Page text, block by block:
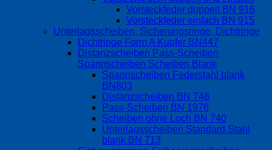
Vorsteckfeder doppelt BN 916
Vorsteckfeder einfach BN 915
Unterlagsscheiben, Sicherungsringe, Dichtringe
Dichtringe Form A Kupfer BN447
Distanzscheiben Pass-Scheiben
Spannscheiben Scheiben Blank
Spannscheiben Federstahl blank
BN803
Distanzscheiben BN 748
Pass-Scheiben BN 1976
Scheiben ohne Loch BN 740
Unterlagsscheiben Standard Stahl
blank BN 713